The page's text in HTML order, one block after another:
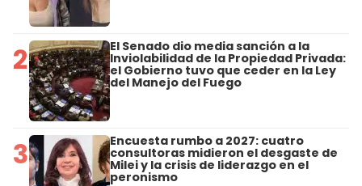
2 El Senado dio media sanción a la
Inviolabilidad de la Propiedad Privada:
el Gobierno tuvo que ceder en la Ley
del Manejo del Fuego
3 Encuesta rumbo a 2027: cuatro
consultoras midieron el desgaste de
Milei y la crisis de liderazgo en el
peronismo